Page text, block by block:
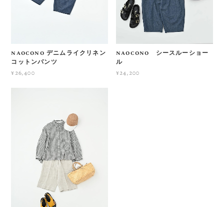
naocono デニムライクリネン
コットンパンツ
¥26,400
naocono シースルーショー
ル
¥24,200